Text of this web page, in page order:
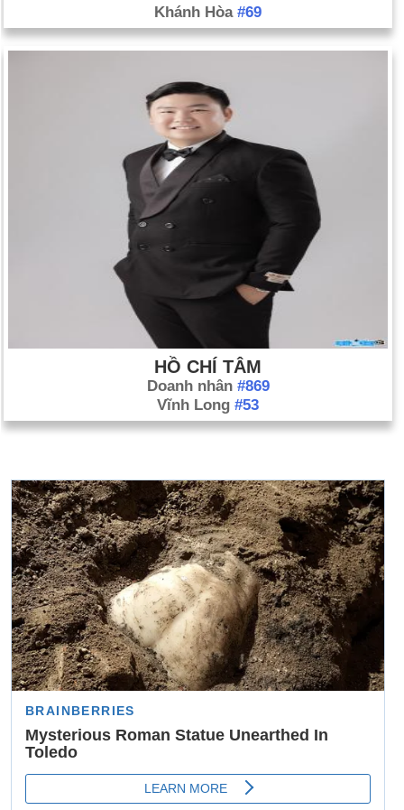
Khánh Hòa #69
HỒ CHÍ TÂM
Doanh nhân #869
Vĩnh Long #53